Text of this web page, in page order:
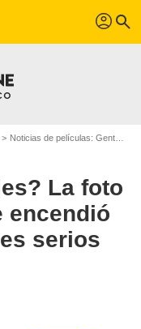
profil search
Noticias de películas: Gente
La foto
encendió
serios